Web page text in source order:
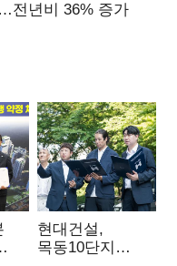
전년비 36% 증가
현대건설,
목동10단지